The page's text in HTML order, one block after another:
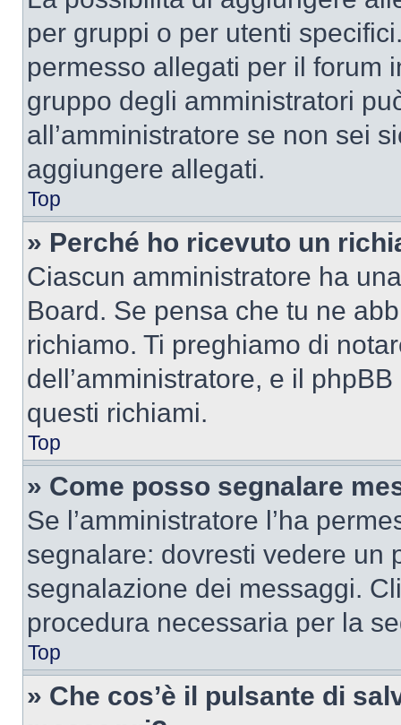
per gruppi o per utenti
permesso allegati per il forum
gruppo degli amministratori
all’amministratore se non sei
aggiungere allegati.
Top
» Perché ho ricevuto un
Ciascun amministratore ha
Board. Se pensa che tu ne
richiamo. Ti preghiamo di
dell’amministratore, e il
questi richiami.
Top
» Come posso segnalare
Se l’amministratore l’ha
segnalare: dovresti vedere un
segnalazione dei messaggi.
procedura necessaria per la
Top
» Che cos’è il pulsante di